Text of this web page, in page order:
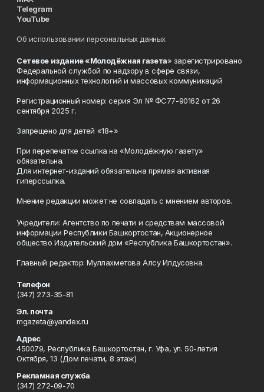
Telegram
YouTube
Об использовании персональных данных
Сетевое издание «Молодёжная газета» зарегистрировано
Федеральной службой по надзору в сфере связи,
информационных технологий и массовых коммуникаций
Регистрационный номер: серия Эл № ФС77-90162 от 26
сентября 2025 г.
Запрещено для детей «18+»
При перепечатке ссылка на «Молодёжную газету»
обязательна.
Для интернет-изданий обязательна прямая активная
гиперссылка.
Мнение редакции может не совпадать с мнением авторов.
Учредители: Агентство по печати и средствам массовой
информации Республики Башкортостан, Акционерное
общество Издательский дом «Республика Башкортостан».
Главный редактор: Муллахметова Алсу Илдусовна.
Телефон
(347) 273-35-81
Эл. почта
mgazeta@yandex.ru
Адрес
450079, Республика Башкортостан, г. Уфа, ул. 50-летия
Октября, 13 (Дом печати, 8 этаж)
Рекламная служба
(347) 272-09-70